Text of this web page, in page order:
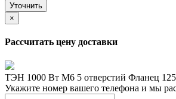
Уточнить
×
Рассчитать цену доставки
ТЭН 1000 Вт M6 5 отверстий Фланец
Укажите номер вашего телефона и мы